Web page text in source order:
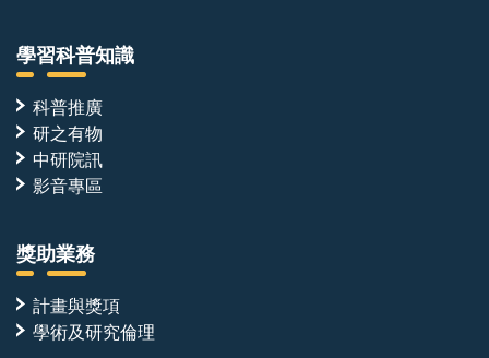
學習科普知識
科普推廣
研之有物
中研院訊
影音專區
獎助業務
計畫與獎項
學術及研究倫理